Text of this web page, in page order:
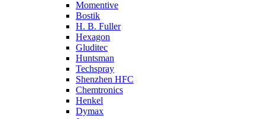
Momentive
Bostik
H. B. Fuller
Hexagon
Gluditec
Huntsman
Techspray
Shenzhen HFC
Chemtronics
Henkel
Dymax